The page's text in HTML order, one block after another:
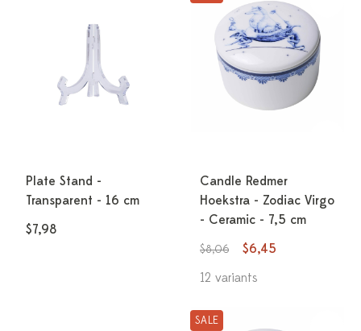
Plate Stand -
Transparent - 16 cm
$7,98
Candle Redmer
Hoekstra - Zodiac Virgo
- Ceramic - 7,5 cm
$8,06
$6,45
12 variants
SALE